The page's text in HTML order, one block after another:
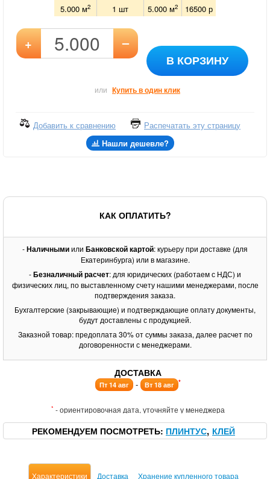
5.000 м2 1 шт 5.000 м2 16500 р
+ –
В КОРЗИНУ
или Купить в один клик
Добавить к сравнению
Распечатать эту страницу
Нашли дешевле?
КАК ОПЛАТИТЬ?
-Наличнымиили Банковской картой: курьеру при доставке (для
Екатеринбурга) или в магазине.
-Безналичный расчет: для юридических (работаем с НДС) и
физических лиц, по выставленному счету нашими менеджерами, после
подтверждения заказа.
Бухгалтерские (закрывающие) и подтверждающие оплату документы,
будут доставлены с продукцией.
Заказной товар: предоплата 30% от суммы заказа, далее расчет по
договоренности с менеджерами.
ДОСТАВКА
Пт 14 авг - Вт 18 авг *
* - ориентировочная дата, уточняйте у менеджера
РЕКОМЕНДУЕМ ПОСМОТРЕТЬ ПЛИНТУС КЛЕЙ
Характеристики Доставка Хранение купленного товара